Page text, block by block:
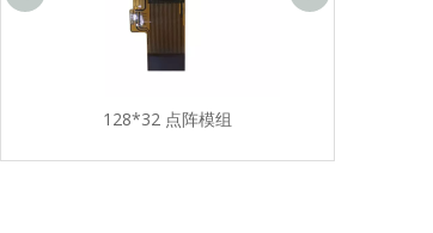
128*32 点阵模组